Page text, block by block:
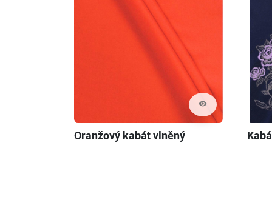
visibility
Oranžový kabát vlněný